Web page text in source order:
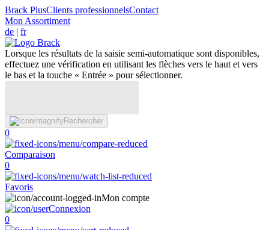
Brack PlusClients professionnelsContact
Mon Assortiment
de | fr
Lorsque les résultats de la saisie semi-automatique sont disponibles,
effectuez une vérification en utilisant les flèches vers le haut et vers
le bas et la touche « Entrée » pour sélectionner.
Rechercher
0
Comparaison
0
Favoris
Mon compte
Connexion
0